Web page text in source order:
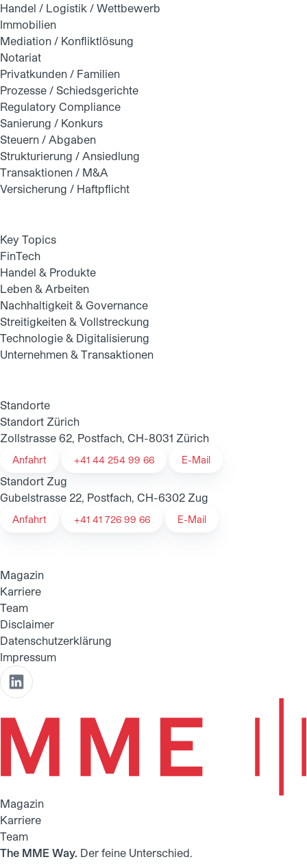
Handel / Logistik / Wettbewerb
Immobilien
Mediation / Konfliktlösung
Notariat
Privatkunden / Familien
Prozesse / Schiedsgerichte
Regulatory Compliance
Sanierung / Konkurs
Steuern / Abgaben
Strukturierung / Ansiedlung
Transaktionen / M&A
Versicherung / Haftpflicht
Key Topics
FinTech
Handel & Produkte
Leben & Arbeiten
Nachhaltigkeit & Governance
Streitigkeiten & Vollstreckung
Technologie & Digitalisierung
Unternehmen & Transaktionen
Standorte
Standort Zürich
Zollstrasse 62, Postfach, CH-8031 Zürich
Anfahrt +41 44 254 99 66 E-Mail
Standort Zug
Gubelstrasse 22, Postfach, CH-6302 Zug
Anfahrt +41 41 726 99 66 E-Mail
Magazin
Karriere
Team
Disclaimer
Datenschutzerklärung
Impressum
Magazin
Karriere
Team
The MME Way. Der feine Unterschied.